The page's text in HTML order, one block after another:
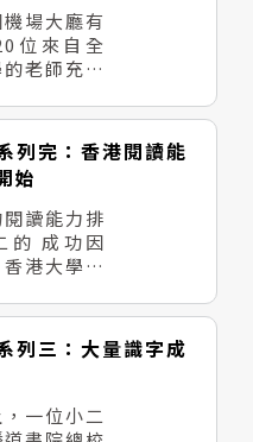
子的夢想
教育也讓
獨特的時
，教育是
界競爭的
能連年驚
在於：芬
答案。而
歡發問、
孩子，他
就是喜歡
地都能與
軌。 余
：「閱讀
們也了解
場大廳有
位來自全
老師充滿
港進行學
由天下雜
召集的香
從全台2
聯盟小學
，希望透
石，突破
的瓶頸與
研發團隊
金教授，
入香港小
列完：香港閱讀能
始
讀能力排
的 成功因
港大學教
金教授認
要從大量
學生從小
讀故事書
開始，從
願意自發
列三：大量識字成
一位小二